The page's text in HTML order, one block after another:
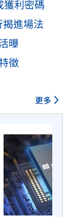
利密碼
進場法
曝
徵
更多